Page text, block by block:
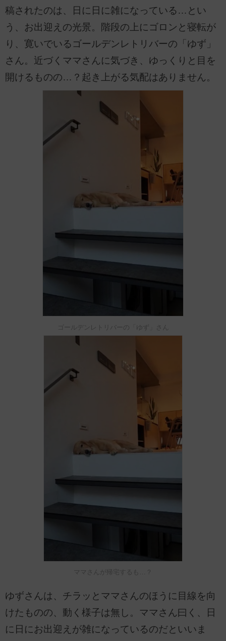
稿されたのは、日に日に雑になっている…とい
う、お出迎えの光景。階段の上にゴロンと寝転が
り、寛いでいるゴールデンレトリバーの「ゆず」
さん。近づくママさんに気づき、ゆっくりと目を
開けるものの…？起き上がる気配はありません。
ゴールデンレトリバーの「ゆず」さん
ママさんが帰宅するも…？
ゆずさんは、チラッとママさんのほうに目線を向
けたものの、動く様子は無し。ママさん曰く、日
に日にお出迎えが雑になっているのだといいま